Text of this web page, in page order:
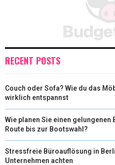
RECENT POSTS
Couch oder Sofa? Wie du das
wirklich entspannst
Wie planen Sie einen
Route bis zur Bootswahl?
Stressfreie Büroauflösung in
Unternehmen achten